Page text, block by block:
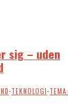
sig – uden
·TEKNOLOGI·TEMA: